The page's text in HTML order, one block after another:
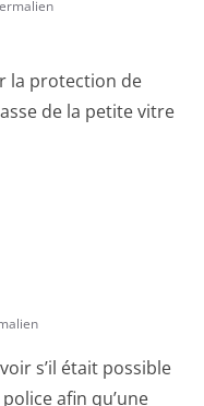
la protection de
de la petite vitre
s’il était possible
afin qu’une